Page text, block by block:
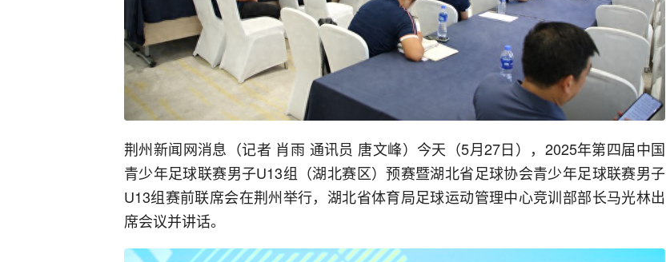
荆州新闻网消息（记者 肖雨 通讯员 唐文峰）今天（5月27日），2025年第四届中国
青少年足球联赛男子U13组（湖北赛区）预赛暨湖北省足球协会青少年足球联赛男子
U13组赛前联席会在荆州举行，湖北省体育局足球运动管理中心竞训部部长马光林出
席会议并讲话。